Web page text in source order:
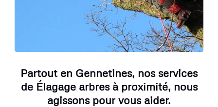
Partout en Gennetines, nos services
de Élagage arbres à proximité, nous
agissons pour vous aider.